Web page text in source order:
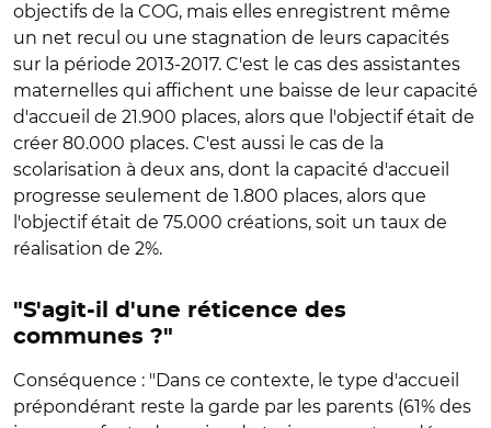
objectifs de la COG, mais elles enregistrent même
un net recul ou une stagnation de leurs capacités
sur la période 2013-2017. C'est le cas des assistantes
maternelles qui affichent une baisse de leur capacité
d'accueil de 21.900 places, alors que l'objectif était de
créer 80.000 places. C'est aussi le cas de la
scolarisation à deux ans, dont la capacité d'accueil
progresse seulement de 1.800 places, alors que
l'objectif était de 75.000 créations, soit un taux de
réalisation de 2%.
"S'agit-il d'une réticence des
communes ?"
Conséquence : "Dans ce contexte, le type d'accueil
prépondérant reste la garde par les parents (61% des